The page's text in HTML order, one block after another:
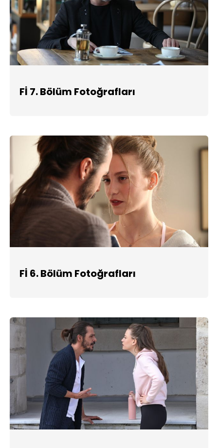
Fİ 7. Bölüm Fotoğrafları
Fİ 6. Bölüm Fotoğrafları